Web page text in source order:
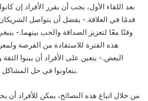
قدمًا في العلاقة.- يفضل أن يتواصل
وقتًا معًا لتعزيز الصداقة والحب بينهما.-
هذه الفترة للاستفادة من الفرصة
البعض.- يتعين على الأفراد أن يبنوا الثقة
يتعاونوا في حل المشاكل والتحديات المستقبلية.
من خلال اتباع هذه النصائح، يمكن للأفراد